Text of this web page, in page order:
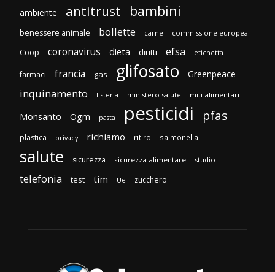
ambiente antitrust bambini
benessere animale bollette carne commissione europea
Coop coronavirus dieta diritti efsa etichetta
farmaci francia gas glifosato Greenpeace
inquinamento listeria ministero salute miti alimentari
Monsanto Ogm pasta pesticidi pfas
plastica privacy richiamo ritiro salmonella
salute sicurezza sicurezza alimentare studio
telefonia test tim Ue zucchero